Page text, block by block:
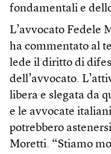
fondamentali e
L’avvocato Fedele
ha commentato al
lede il diritto di
dell’avvocato.
libera e slegata da
e le avvocate
potrebbero
Moretti. “Stiamo